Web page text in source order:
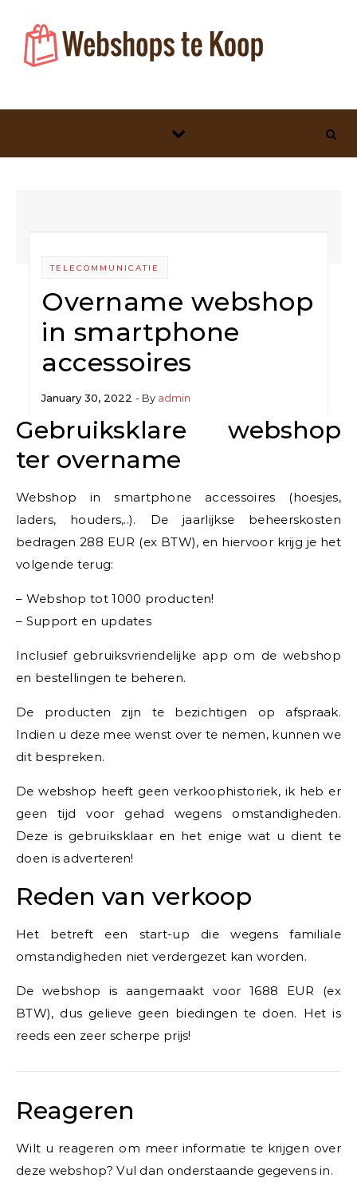
TELECOMMUNICATIE
Overname webshop
in smartphone
accessoires
January 30, 2022 - By admin
Gebruiksklare webshop
ter overname
Webshop in smartphone accessoires (hoesjes,
laders, houders,..). De jaarlijkse beheerskosten
bedragen 288 EUR (ex BTW), en hiervoor krijg je het
volgende terug:
– Webshop tot 1000 producten!
– Support en updates
Inclusief gebruiksvriendelijke app om de webshop
en bestellingen te beheren.
De producten zijn te bezichtigen op afspraak.
Indien u deze mee wenst over te nemen, kunnen we
dit bespreken.
De webshop heeft geen verkoophistoriek, ik heb er
geen tijd voor gehad wegens omstandigheden.
Deze is gebruiksklaar en het enige wat u dient te
doen is adverteren!
Reden van verkoop
Het betreft een start-up die wegens familiale
omstandigheden niet verdergezet kan worden.
De webshop is aangemaakt voor 1688 EUR (ex
BTW), dus gelieve geen biedingen te doen. Het is
reeds een zeer scherpe prijs!
Reageren
Wilt u reageren om meer informatie te krijgen over
deze webshop? Vul dan onderstaande gegevens in.